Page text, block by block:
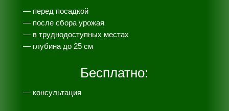
— перед посадкой
— после сбора урожая
— в труднодоступных местах
— глубина до 25 см
Бесплатно:
— консультация